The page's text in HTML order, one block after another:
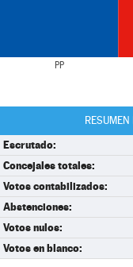
PP
Escrutado:
Concejales totales:
Votos contabilizados:
Abstenciones:
Votos nulos:
Votos en blanco: